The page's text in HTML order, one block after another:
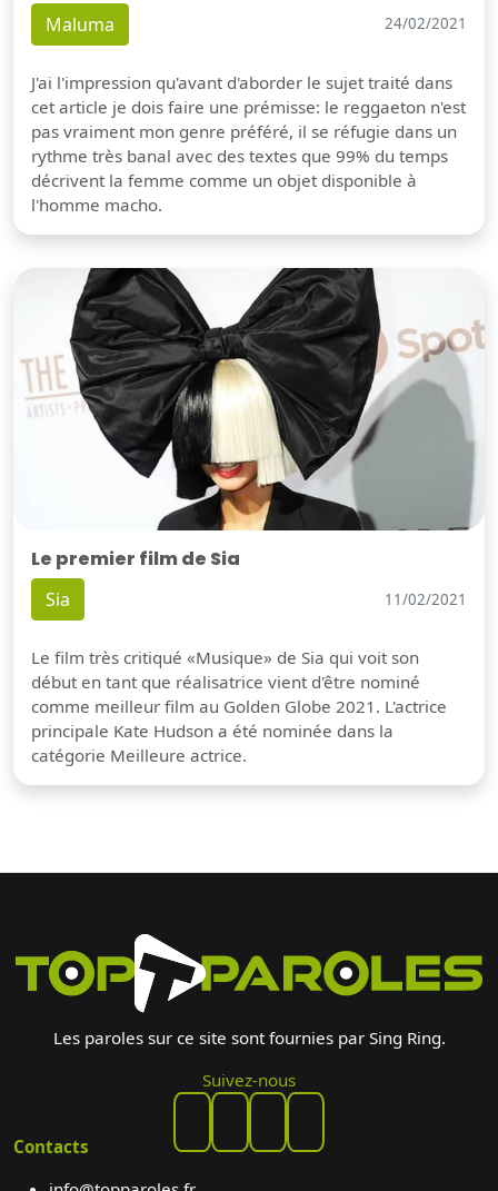
Maluma 24/02/2021
J'ai l'impression qu'avant d'aborder le sujet traité dans
cet article je dois faire une prémisse: le reggaeton n'est
pas vraiment mon genre préféré, il se réfugie dans un
rythme très banal avec des textes que 99% du temps
décrivent la femme comme un objet disponible à
l'homme macho.
Le premier film de Sia
Sia 11/02/2021
Le film très critiqué «Musique» de Sia qui voit son
début en tant que réalisatrice vient d'être nominé
comme meilleur film au Golden Globe 2021. L'actrice
principale Kate Hudson a été nominée dans la
catégorie Meilleure actrice.
Les paroles sur ce site sont fournies par Sing Ring.
Suivez-nous
Contacts